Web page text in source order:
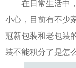
在日常生活中
小心，目前有不少
冠新包装和老包装
装不能积分了是怎